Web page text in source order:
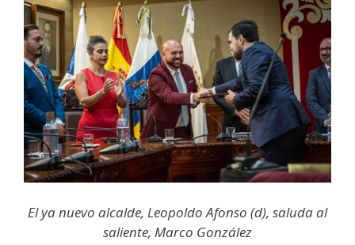
El ya nuevo alcalde, Leopoldo Afonso (d), saluda al
saliente, Marco González